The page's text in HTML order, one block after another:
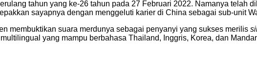
tahun yang ke-26 tahun pada 27 Februari 2022. Namanya telah
sayapnya dengan menggeluti karier di China sebagai sub-unit
membuktikan suara merdunya sebagai penyanyi yang sukses merilis
yang mampu berbahasa Thailand, Inggris, Korea, dan